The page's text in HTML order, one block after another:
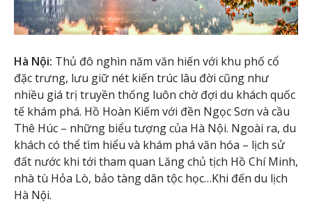
Hà Nội: Thủ đô nghìn năm văn hiến với khu phố cổ
đặc trưng, lưu giữ nét kiến trúc lâu đời cũng như
nhiều giá trị truyền thống luôn chờ đợi du khách quốc
tế khám phá. Hồ Hoàn Kiếm với đền Ngọc Sơn và cầu
Thê Húc – những biểu tượng của Hà Nội. Ngoài ra, du
khách có thể tìm hiểu và khám phá văn hóa – lịch sử
đất nước khi tới tham quan Lăng chủ tịch Hồ Chí Minh,
nhà tù Hỏa Lò, bảo tàng dân tộc học…Khi đến du lịch
Hà Nội.